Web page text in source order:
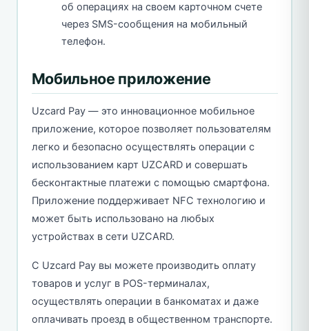
об операциях на своем карточном счете
через SMS-сообщения на мобильный
телефон.
Мобильное приложение
Uzcard Pay — это инновационное мобильное
приложение, которое позволяет пользователям
легко и безопасно осуществлять операции с
использованием карт UZCARD и совершать
бесконтактные платежи с помощью смартфона.
Приложение поддерживает NFC технологию и
может быть использовано на любых
устройствах в сети UZCARD.
С Uzcard Pay вы можете производить оплату
товаров и услуг в POS-терминалах,
осуществлять операции в банкоматах и даже
оплачивать проезд в общественном транспорте.